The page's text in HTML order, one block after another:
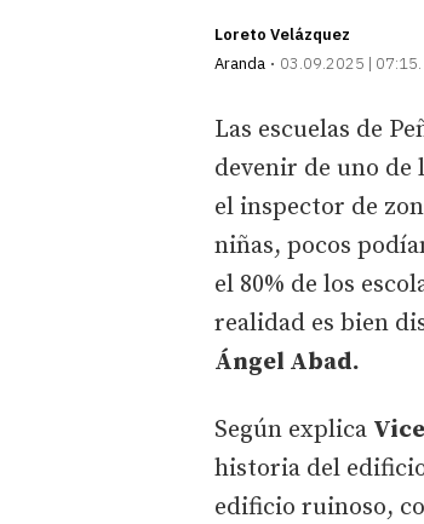
Loreto Velázquez
Aranda
03.09.2025 | 07:15
Las escuelas de
devenir de uno de
el inspector de
niñas, pocos
el 80% de los
realidad es bien
Ángel Abad.
Según explica
historia del
edificio ruinoso,